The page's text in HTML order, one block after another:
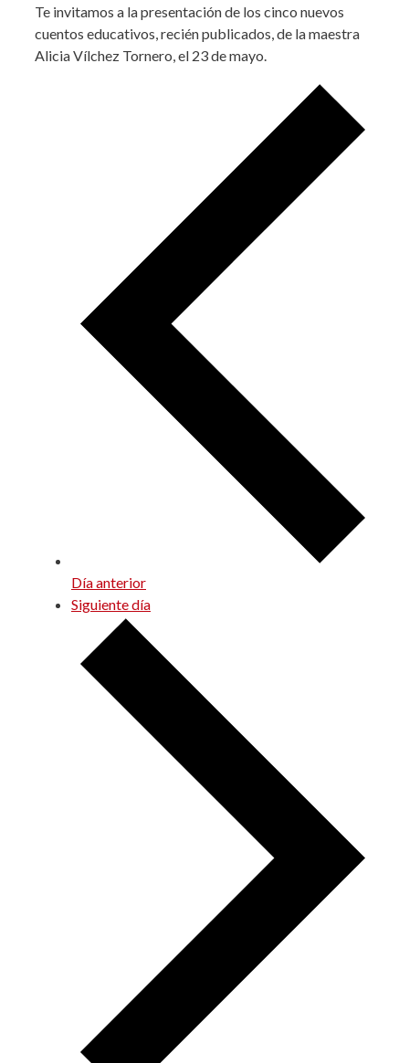
Te invitamos a la presentación de los cinco nuevos
cuentos educativos, recién publicados, de la maestra
Alicia Vílchez Tornero, el 23 de mayo.
Día anterior
Siguiente día